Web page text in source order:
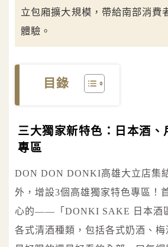
立包廂擴大規模，帶給南部消費
體驗。
目錄
三大獨家新特色：日本酒、
專區
DON DON DONKI高雄大立店集
外，增設3個高雄獨家特色專區！
心的——「DONKI SAKE 日本酒
各式清酒種類，包括各式奶酒、